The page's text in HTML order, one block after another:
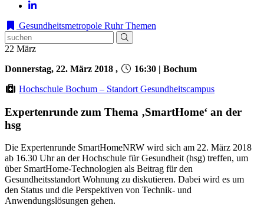
Gesundheitsmetropole Ruhr Themen
22 März
Donnerstag, 22. März 2018 ,
16:30 | Bochum
Hochschule Bochum – Standort Gesundheitscampus
Expertenrunde zum Thema ‚SmartHome‘ an der
hsg
Die Expertenrunde SmartHomeNRW wird sich am 22. März 2018
ab 16.30 Uhr an der Hochschule für Gesundheit (hsg) treffen, um
über SmartHome-Technologien als Beitrag für den
Gesundheitsstandort Wohnung zu diskutieren. Dabei wird es um
den Status und die Perspektiven von Technik- und
Anwendungslösungen gehen.